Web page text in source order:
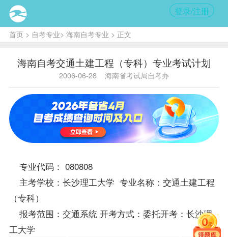
登录/注册
首页> 自考专业> 海南自考专业 > 正文
海南自考交通土建工程（专科）专业考试计划
2006-06-28 海南省考试局自考办
专业代码： 080808
主考学校：长沙理工大学 专业名称：交通土建工程
（专科）
报考范围：交通系统 开考方式：委托开考：长沙理
工大学